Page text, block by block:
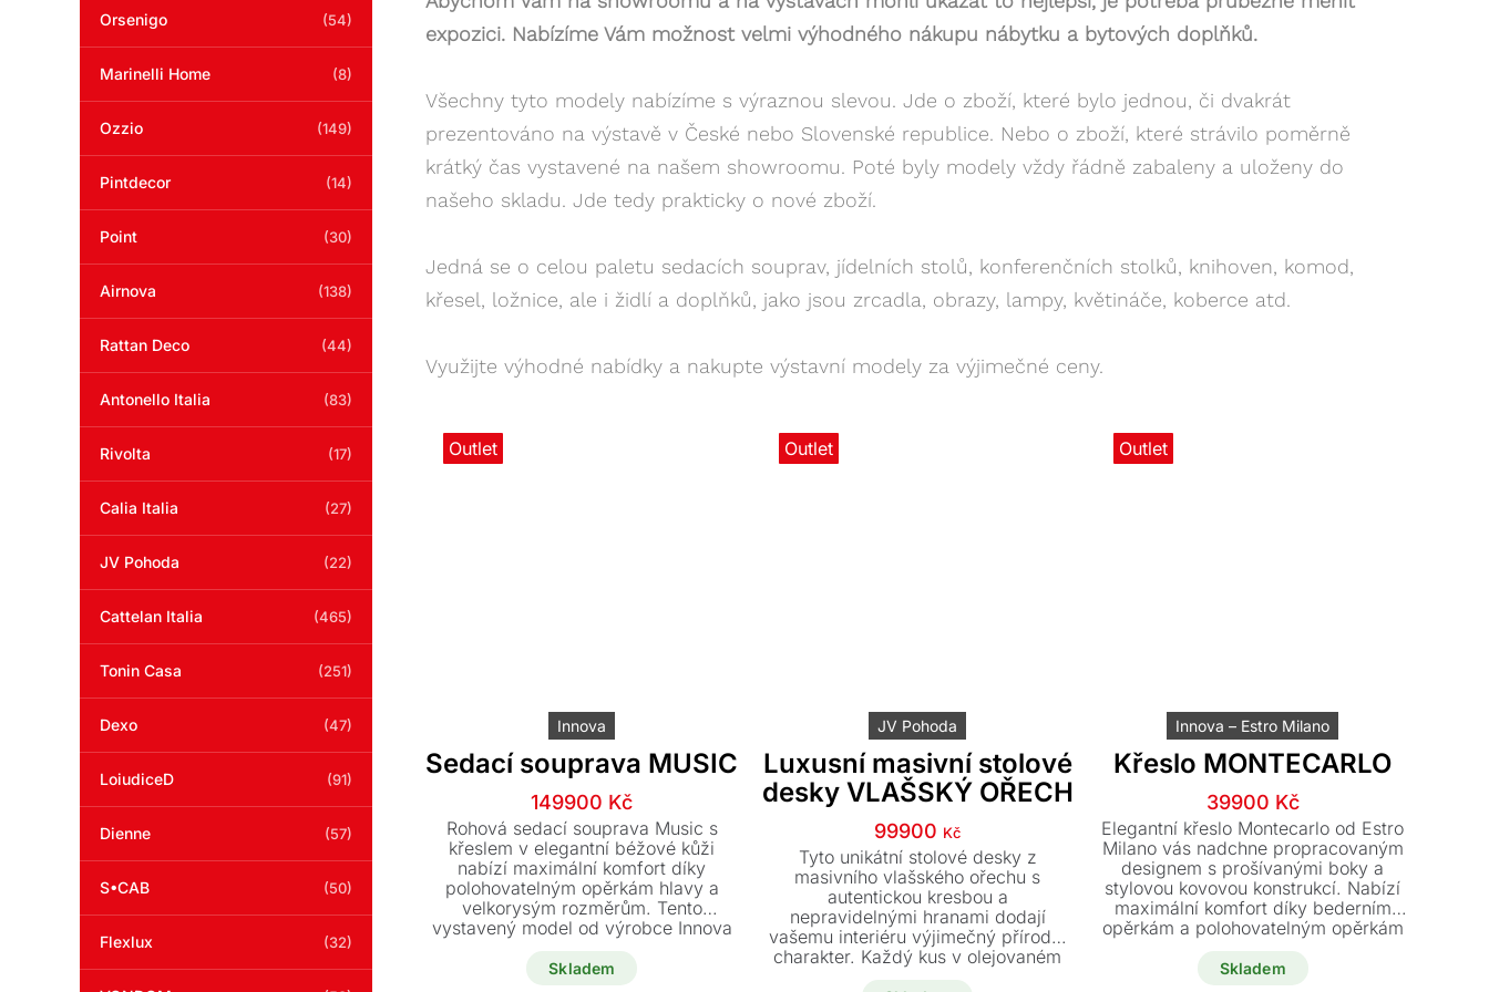
Orsenigo (54)
Marinelli Home (8)
Ozzio (149)
Pintdecor (14)
Point (30)
Airnova (138)
Rattan Deco (44)
Antonello Italia (83)
Rivolta (17)
Calia Italia (27)
JV Pohoda (22)
Cattelan Italia (465)
Tonin Casa (251)
Dexo (47)
LoiudiceD (91)
Dienne (57)
S•CAB (50)
Flexlux (32)
expozici. Nabízíme Vám možnost velmi výhodného nákupu nábytku a bytových doplňků.
Všechny tyto modely nabízíme s výraznou slevou. Jde o zboží, které bylo jednou, či dvakrát
prezentováno na výstavě v České nebo Slovenské republice. Nebo o zboží, které strávilo poměrně
krátký čas vystavené na našem showroomu. Poté byly modely vždy řádně zabaleny a uloženy do
našeho skladu. Jde tedy prakticky o nové zboží.
Jedná se o celou paletu sedacích souprav, jídelních stolů, konferenčních stolků, knihoven, komod,
křesel, ložnice, ale i židlí a doplňků, jako jsou zrcadla, obrazy, lampy, květináče, koberce atd.
Využijte výhodné nabídky a nakupte výstavní modely za výjimečné ceny.
Outlet
Innova
Sedací souprava MUSIC
Původní
cena
byla:
366400 Kč.
149900 Kč
Aktuální
cena
je:
149900 Kč.
Rohová sedací souprava Music s
křeslem v elegantní béžové kůži
nabízí maximální komfort díky
polohovatelným opěrkám hlavy a
velkorysým rozměrům. Tento
vystavený model od výrobce Innova
akční cenu.
Skladem
Outlet
JV Pohoda
Luxusní masivní stolové
desky VLAŠSKÝ OŘECH
99900 Kč
Tyto unikátní stolové desky z
masivního vlašského ořechu s
autentickou kresbou a
nepravidelnými hranami dodají
vašemu interiéru výjimečný přírodní
charakter. Každý kus v olejovaném
Outlet
Innova – Estro Milano
Křeslo MONTECARLO
Původní
cena
byla:
65000 Kč.
39900 Kč
Aktuální
cena
je:
39900 Kč.
Elegantní křeslo Montecarlo od Estro
Milano vás nadchne propracovaným
designem s prošívanými boky a
stylovou kovovou konstrukcí. Nabízí
maximální komfort díky bederním
opěrkám a polohovatelným opěrkám
barvě s grafitovými nohami je k
Skladem